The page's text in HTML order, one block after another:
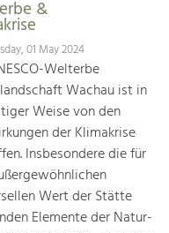
&
01 May 2024
Welterbe
Wachau ist in
Weise von den
der Klimakrise
Insbesondere die für
Wert der Stätte
Elemente der Natur-